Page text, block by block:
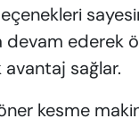
ederek
sağlar.
kesme